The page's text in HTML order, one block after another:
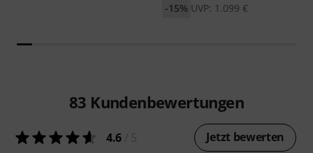
UVP: 1.099 €
-15%
83 Kundenbewertungen
4.6 Jetzt bewerten